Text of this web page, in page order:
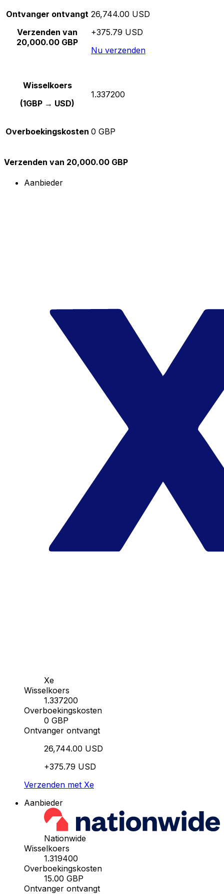
Ontvanger ontvangt
Verzenden van
20,000.00 GBP
26,744.00 USD
+375.79 USD
Nu verzenden
Wisselkoers
(1GBP → USD)
1.337200
Overboekingskosten 0 GBP
Verzenden van 20,000.00 GBP
Aanbieder
Xe
Wisselkoers
1.337200
Overboekingskosten
0 GBP
Ontvanger ontvangt
26,744.00 USD
+375.79 USD
Verzenden met Xe
Aanbieder
Nationwide
Wisselkoers
1.319400
Overboekingskosten
15.00 GBP
Ontvanger ontvangt